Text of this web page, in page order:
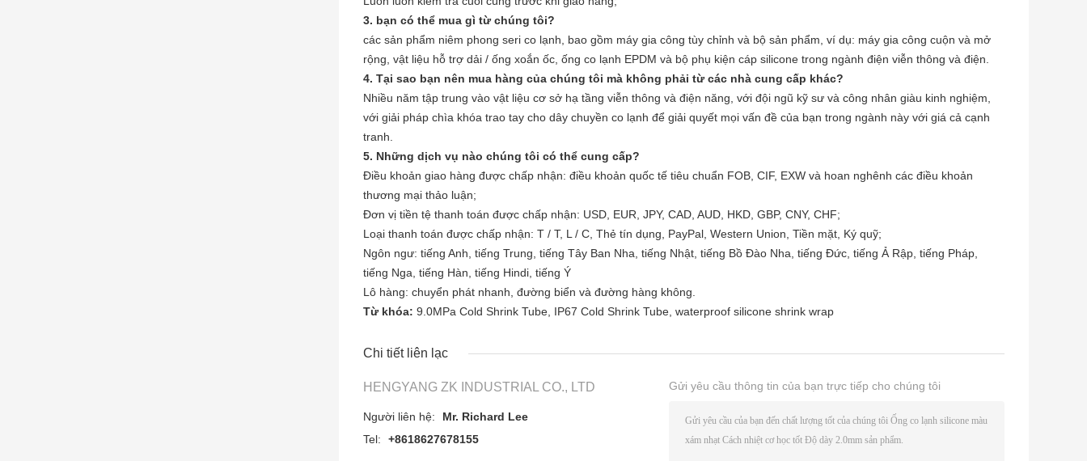
3. bạn có thể mua gì từ chúng tôi?
các sản phẩm niêm phong seri co lạnh, bao gồm máy gia công tùy chỉnh và bộ sản phẩm, ví dụ: máy gia công cuộn và mở
rộng, vật liệu hỗ trợ dải / ống xoắn ốc, ống co lạnh EPDM và bộ phụ kiện cáp silicone trong ngành điện viễn thông và điện.
4. Tại sao bạn nên mua hàng của chúng tôi mà không phải từ các nhà cung cấp khác?
Nhiều năm tập trung vào vật liệu cơ sở hạ tầng viễn thông và điện năng, với đội ngũ kỹ sư và công nhân giàu kinh nghiệm,
với giải pháp chìa khóa trao tay cho dây chuyền co lạnh để giải quyết mọi vấn đề của bạn trong ngành này với giá cả cạnh
tranh.
5. Những dịch vụ nào chúng tôi có thể cung cấp?
Điều khoản giao hàng được chấp nhận: điều khoản quốc tế tiêu chuẩn FOB, CIF, EXW và hoan nghênh các điều khoản
thương mại thảo luận;
Đơn vị tiền tệ thanh toán được chấp nhận: USD, EUR, JPY, CAD, AUD, HKD, GBP, CNY, CHF;
Loại thanh toán được chấp nhận: T / T, L / C, Thẻ tín dụng, PayPal, Western Union, Tiền mặt, Ký quỹ;
Ngôn ngư: tiếng Anh, tiếng Trung, tiếng Tây Ban Nha, tiếng Nhật, tiếng Bồ Đào Nha, tiếng Đức, tiếng Ả Rập, tiếng Pháp,
tiếng Nga, tiếng Hàn, tiếng Hindi, tiếng Ý
Lô hàng: chuyển phát nhanh, đường biển và đường hàng không.
Từ khóa: 9.0MPa Cold Shrink Tube IP67 Cold Shrink Tube waterproof silicone shrink wrap
Chi tiết liên lạc
HENGYANG ZK INDUSTRIAL CO., LTD
Người liên hệ:
Mr. Richard Lee
Tel:
+8618627678155
Gửi yêu cầu thông tin của bạn trực tiếp cho chúng tôi